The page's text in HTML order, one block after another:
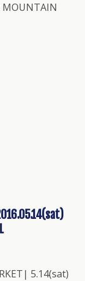
MOUNTAIN
5.14(sat)